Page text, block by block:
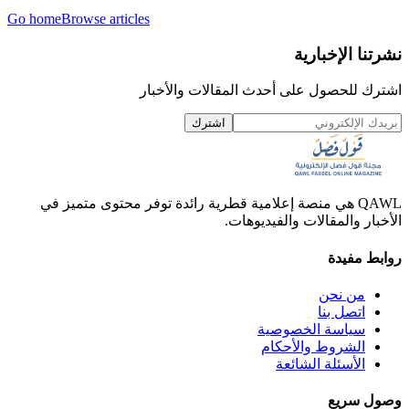
Go homeBrowse articles
نشرتنا الإخبارية
اشترك للحصول على أحدث المقالات والأخبار
اشترك
QAWL هي منصة إعلامية قطرية رائدة توفر محتوى متميز في
الأخبار والمقالات والفيديوهات.
روابط مفيدة
من نحن
اتصل بنا
سياسة الخصوصية
الشروط والأحكام
الأسئلة الشائعة
وصول سريع